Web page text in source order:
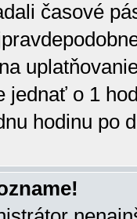
časové
jednať o 1
hodinu po